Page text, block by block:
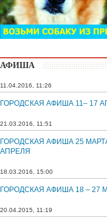
АФИША
11.04.2016, 11:26
ГОРОДСКАЯ АФИША 11– 17
21.03.2016, 11:51
ГОРОДСКАЯ АФИША 25
АПРЕЛЯ
18.03.2016, 15:00
ГОРОДСКАЯ АФИША 18 – 27
20.04.2015, 11:19